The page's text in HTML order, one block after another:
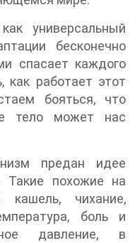
универсальный
бесконечно
спасает каждого
как работает этот
бояться, что
тело может нас
предан идее
Такие похожие на
чихание,
боль и
давление, в